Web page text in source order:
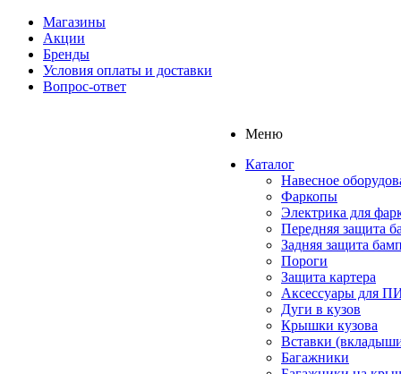
Магазины
Акции
Бренды
Условия оплаты и доставки
Вопрос-ответ
Меню
Каталог
Навесное
Фаркопы
Электрика для
Передняя защита
Задняя защита
Пороги
Защита картера
Аксессуары для
Дуги в кузов
Крышки кузова
Вставки
Багажники